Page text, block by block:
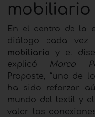
mobiliario
En el centro de la
diálogo cada vez
mobiliario y el
explicó
Marco
Proposte, “uno de
ha sido reforzar
mundo deltextil y
valor las